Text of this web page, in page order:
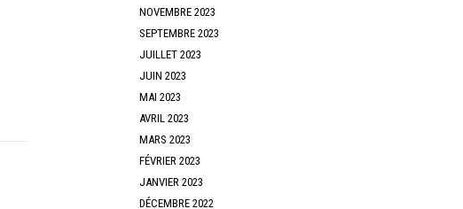
NOVEMBRE 2023
SEPTEMBRE 2023
JUILLET 2023
JUIN 2023
MAI 2023
AVRIL 2023
MARS 2023
FÉVRIER 2023
JANVIER 2023
DÉCEMBRE 2022